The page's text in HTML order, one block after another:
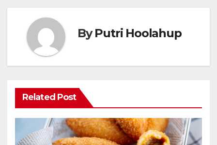
ByPutri Hoolahup
Related Post